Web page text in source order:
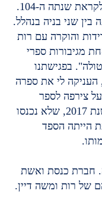
טובה לפני 3 שנים לקראת שנתה ה-104.
שני בניה בנהלל.
והוקרה עם רות
מגיבורות ספרי
בפגישתנו
השנה 2019, העניקה לי את ספרה
צירפה לספר
תוספת 3 דפים, משנת 2017, שלא נכנסו
הייתה הספד
חברת כנסת ואשת
של רות ומשה דיין.